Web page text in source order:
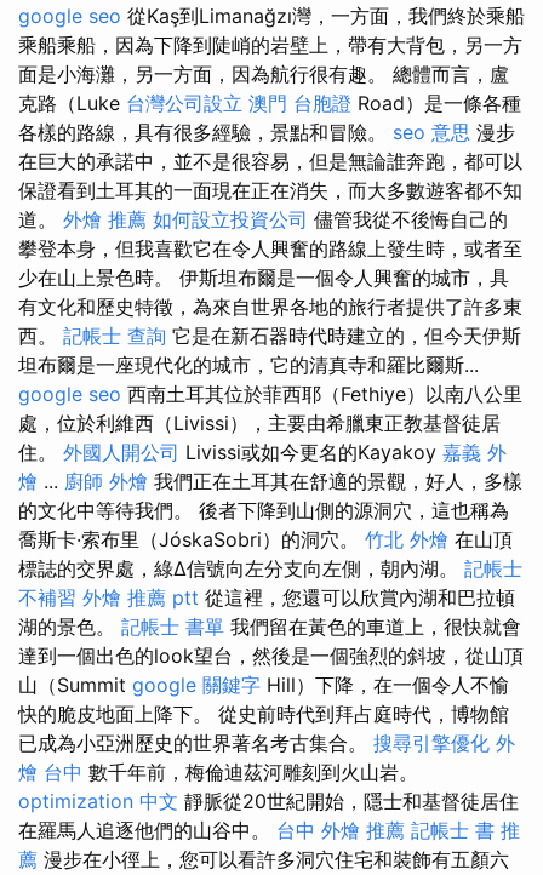
google seo 從Kaş到Limanağzı灣，一方面，我們終於乘船
乘船乘船，因為下降到陡峭的岩壁上，帶有大背包，另一方
面是小海灘，另一方面，因為航行很有趣。 總體而言，盧
克路（Luke 台灣公司設立 澳門 台胞證 Road）是一條各種
各樣的路線，具有很多經驗，景點和冒險。 seo 意思 漫步
在巨大的承諾中，並不是很容易，但是無論誰奔跑，都可以
保證看到土耳其的一面現在正在消失，而大多數遊客都不知
道。 外燴 推薦 如何設立投資公司 儘管我從不後悔自己的
攀登本身，但我喜歡它在令人興奮的路線上發生時，或者至
少在山上景色時。 伊斯坦布爾是一個令人興奮的城市，具
有文化和歷史特徵，為來自世界各地的旅行者提供了許多東
西。 記帳士 查詢 它是在新石器時代時建立的，但今天伊斯
坦布爾是一座現代化的城市，它的清真寺和羅比爾斯...
google seo 西南土耳其位於菲西耶（Fethiye）以南八公里
處，位於利維西（Livissi），主要由希臘東正教基督徒居
住。 外國人開公司 Livissi或如今更名的Kayakoy 嘉義 外
燴 ... 廚師 外燴 我們正在土耳其在舒適的景觀，好人，多樣
的文化中等待我們。 後者下降到山側的源洞穴，這也稱為
喬斯卡·索布里（JóskaSobri）的洞穴。 竹北 外燴 在山頂
標誌的交界處，綠∆信號向左分支向左側，朝內湖。 記帳士
不補習 外燴 推薦 ptt 從這裡，您還可以欣賞內湖和巴拉頓
湖的景色。 記帳士 書單 我們留在黃色的車道上，很快就會
達到一個出色的look望台，然後是一個強烈的斜坡，從山頂
山（Summit google 關鍵字 Hill）下降，在一個令人不愉
快的脆皮地面上降下。 從史前時代到拜占庭時代，博物館
已成為小亞洲歷史的世界著名考古集合。 搜尋引擎優化 外
燴 台中 數千年前，梅倫迪茲河雕刻到火山岩。
optimization 中文 靜脈從20世紀開始，隱士和基督徒居住
在羅馬人追逐他們的山谷中。 台中 外燴 推薦 記帳士 書 推
薦 漫步在小徑上，您可以看許多洞穴住宅和裝飾有五顏六